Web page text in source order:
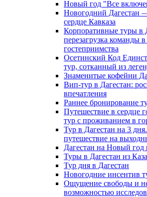
Новый год "Все
Новогодний Дагестан
сердце Кавказа
Корпоративные туры в
перезагрузка команды
гостеприимства
Осетинский Код
тур, сотканный из
Знаменитые кофейни
Вип-тур в Дагестан:
впечатления
Раннее бронирование
Путешествие в сердце
тур с проживанием в
Тур в Дагестан на 3
путешествие на
Дагестан на Новый год
Туры в Дагестан из
Тур дня в Дагестан
Новогодние инсентив
Ощущение свободы и
возможностью